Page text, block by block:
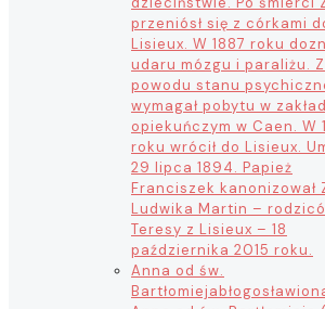
przeniósł się z córkami
Lisieux. W 1887 roku
udaru mózgu i paraliżu. Z
powodu stanu
wymagał pobytu w
opiekuńczym w Caen. W
roku wrócił do Lisieux.
29 lipca 1894. Papież
Franciszek kanonizował
Ludwika Martin –
Teresy z Lisieux – 18
października 2015 roku.
Anna od św.
Bartłomieja